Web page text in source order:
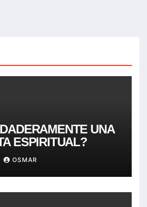
UNA
ESPIRITUAL?
OSMAR